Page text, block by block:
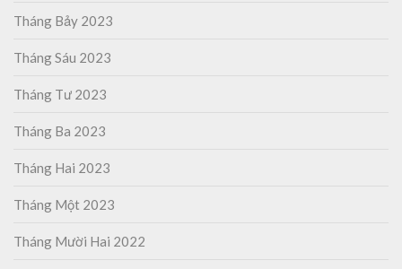
Tháng Bảy 2023
Tháng Sáu 2023
Tháng Tư 2023
Tháng Ba 2023
Tháng Hai 2023
Tháng Một 2023
Tháng Mười Hai 2022